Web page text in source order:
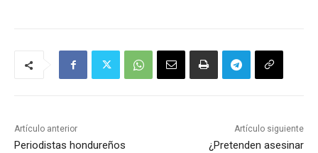
Artículo anterior
Periodistas hondureños
Artículo siguiente
¿Pretenden asesinar